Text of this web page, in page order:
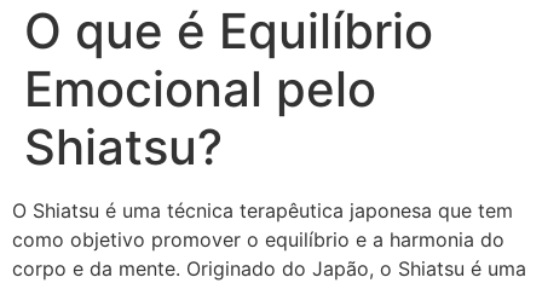
O que é Equilíbrio
Emocional pelo
Shiatsu?
O Shiatsu é uma técnica terapêutica japonesa que tem
como objetivo promover o equilíbrio e a harmonia do
corpo e da mente. Originado do Japão, o Shiatsu é uma